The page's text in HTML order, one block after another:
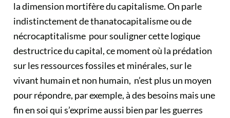
la dimension mortifère du capitalisme. On parle
indistinctement de thanatocapitalisme ou de
nécrocaptitalisme pour souligner cette logique
destructrice du capital, ce moment où la prédation
sur les ressources fossiles et minérales, sur le
vivant humain et non humain, n’est plus un moyen
pour répondre, par exemple, à des besoins mais une
fin en soi qui s’exprime aussi bien par les guerres